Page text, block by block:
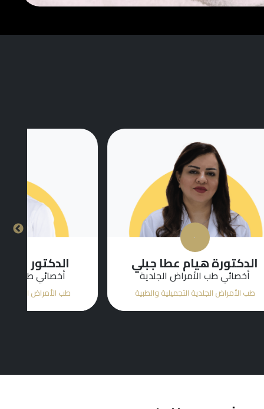
الدكتور احمد المشهور
أخصائي طب الأمراض الجلدية
طب الأمراض الجلدية التجميلية والطبية